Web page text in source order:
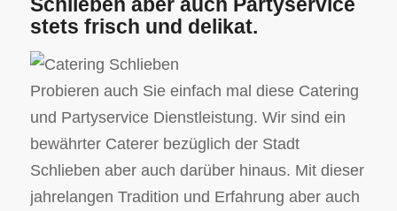
stets frisch und delikat.
Probieren auch Sie einfach mal diese Catering
und Partyservice Dienstleistung. Wir sind ein
bewährter Caterer bezüglich der Stadt
Schlieben aber auch darüber hinaus. Mit dieser
jahrelangen Tradition und Erfahrung aber auch